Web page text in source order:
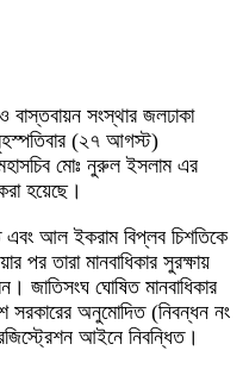
ও বাস্তবায়ন সংস্থার জলঢাকা
(২৭ আগস্ট)
মহাসচিব মোঃ নুরুল ইসলাম এর
হয়েছে।
এবং আল ইকরাম বিপ্লব চিশতিকে
পর তারা মানবাধিকার সুরক্ষায়
জাতিসংঘ ঘোষিত মানবাধিকার
সরকারের অনুমোদিত (নিবন্ধন নং
আইনে নিবন্ধিত।